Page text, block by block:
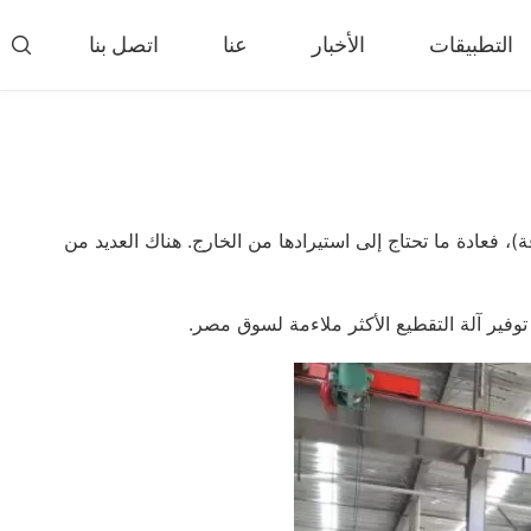
المحمول
بالحرارة
الحراري المحمولة
إدي الحالي فاصل
آلة نزع سلك الإطار
المزيد»
التطبيقات الأخبار عنا اتصل بنا 
فعادة ما تحتاج إلى استيرادها من الخارج. هناك العديد من